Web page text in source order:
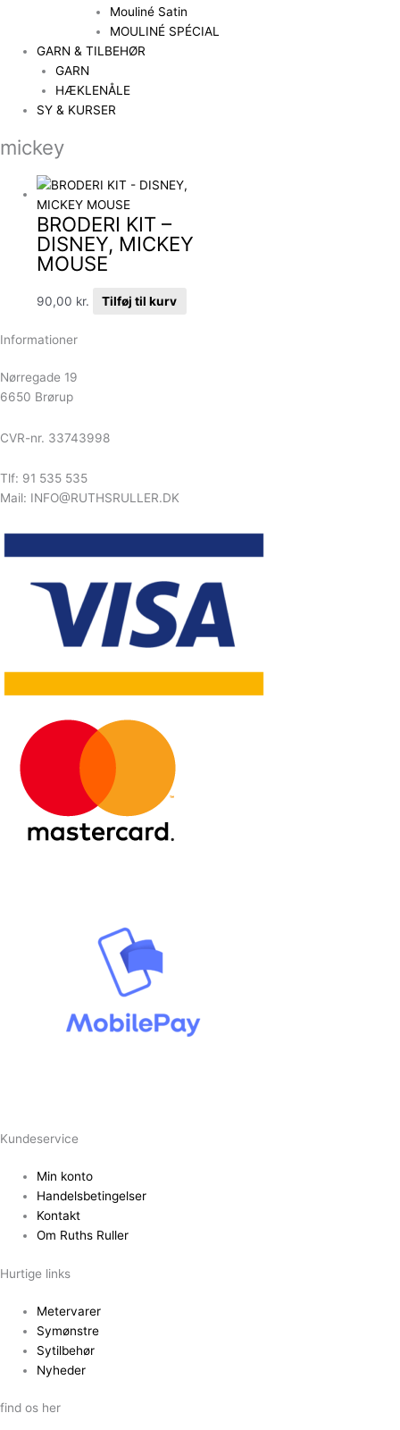
Mouliné Satin
MOULINÉ SPÉCIAL
GARN & TILBEHØR
GARN
HÆKLENÅLE
SY & KURSER
mickey
BRODERI KIT –
DISNEY, MICKEY
MOUSE
90,00 kr. Tilføj til kurv
Informationer
Nørregade 19
6650 Brørup
CVR-nr. 33743998
Tlf: 91 535 535
Mail: INFO@RUTHSRULLER.DK
Kundeservice
Min konto
Handelsbetingelser
Kontakt
Om Ruths Ruller
Hurtige links
Metervarer
Symønstre
Sytilbehør
Nyheder
find os her